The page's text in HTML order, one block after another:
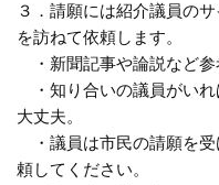
３．請願には紹介議員の
を訪ねて依頼します。
・新聞記事や論説など参
・知り合いの議員がいれ
大丈夫。
・議員は市民の請願を受
頼してください。